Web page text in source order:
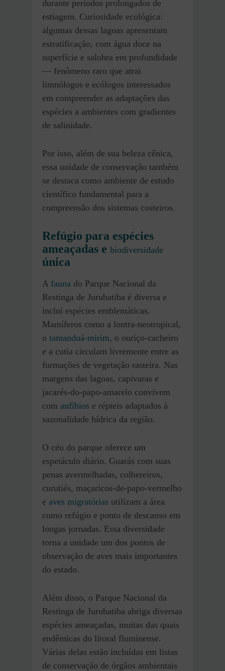
durante períodos prolongados de
estiagem. Curiosidade ecológica:
algumas dessas lagoas apresentam
estratificação, com água doce na
superfície e salobra em profundidade
— fenômeno raro que atrai
limnólogos e ecólogos interessados
em compreender as adaptações das
espécies a ambientes com gradientes
de salinidade.
Por isso, além de sua beleza cênica,
essa unidade de conservação também
se destaca como ambiente de estudo
científico fundamental para a
compreensão dos sistemas costeiros.
Refúgio para espécies
ameaçadas e biodiversidade
única
A fauna do Parque Nacional da
Restinga de Jurubatiba é diversa e
inclui espécies emblemáticas.
Mamíferos como a lontra-neotropical,
o tamanduá-mirim, o ouriço-cacheiro
e a cutia circulam livremente entre as
formações de vegetação rasteira. Nas
margens das lagoas, capivaras e
jacarés-do-papo-amarelo convivem
com anfíbios e répteis adaptados à
sazonalidade hídrica da região.
O céu do parque oferece um
espetáculo diário. Guarás com suas
penas avermelhadas, colhereiros,
curutiés, maçaricos-de-papo-vermelho
e aves migratórias utilizam a área
como refúgio e ponto de descanso em
longas jornadas. Essa diversidade
torna a unidade um dos pontos de
observação de aves mais importantes
do estado.
Além disso, o Parque Nacional da
Restinga de Jurubatiba abriga diversas
espécies ameaçadas, muitas das quais
endêmicas do litoral fluminense.
Várias delas estão incluídas em listas
de conservação de órgãos ambientais